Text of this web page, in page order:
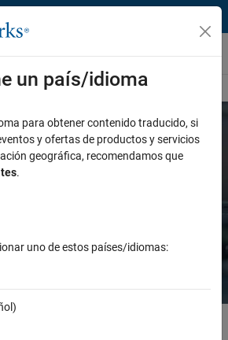
Support Request Hardware Support
menú de navegación
Hardware
hardware solutions with
un país/idioma
para obtener contenido traducido, si
y ofertas de productos y servicios
geográfica, recomendamos que
.
uno de estos países/idiomas: